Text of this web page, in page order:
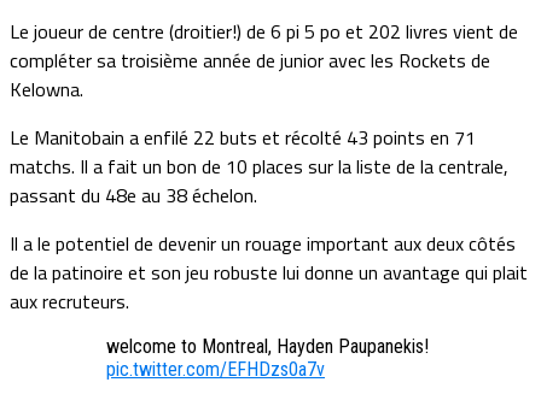
Le joueur de centre (droitier!) de 6 pi 5 po et 202 livres vient de
compléter sa troisième année de junior avec les Rockets de
Kelowna.
Le Manitobain a enfilé 22 buts et récolté 43 points en 71
matchs. Il a fait un bon de 10 places sur la liste de la centrale,
passant du 48e au 38 échelon.
Il a le potentiel de devenir un rouage important aux deux côtés
de la patinoire et son jeu robuste lui donne un avantage qui plait
aux recruteurs.
welcome to Montreal, Hayden Paupanekis!
pic.twitter.com/EFHDzs0a7v